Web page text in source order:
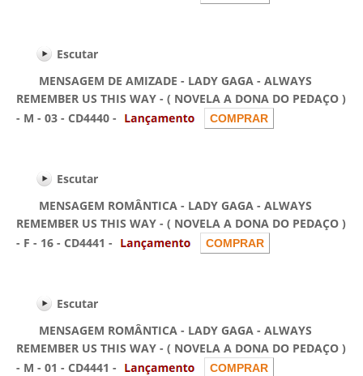
Escutar
MENSAGEM DE AMIZADE - LADY GAGA - ALWAYS
REMEMBER US THIS WAY - ( NOVELA A DONA DO PEDAÇO )
- M - 03 - CD4440 -
Escutar
MENSAGEM ROMÂNTICA - LADY GAGA - ALWAYS
REMEMBER US THIS WAY - ( NOVELA A DONA DO PEDAÇO )
- F - 16 - CD4441 -
Escutar
MENSAGEM ROMÂNTICA - LADY GAGA - ALWAYS
REMEMBER US THIS WAY - ( NOVELA A DONA DO PEDAÇO )
- M - 01 - CD4441 -